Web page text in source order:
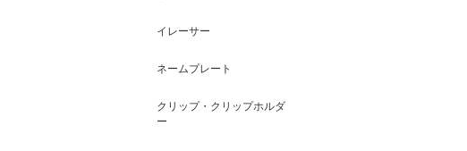
イレーサー
ネームプレート
クリップ・クリップホルダ
ー